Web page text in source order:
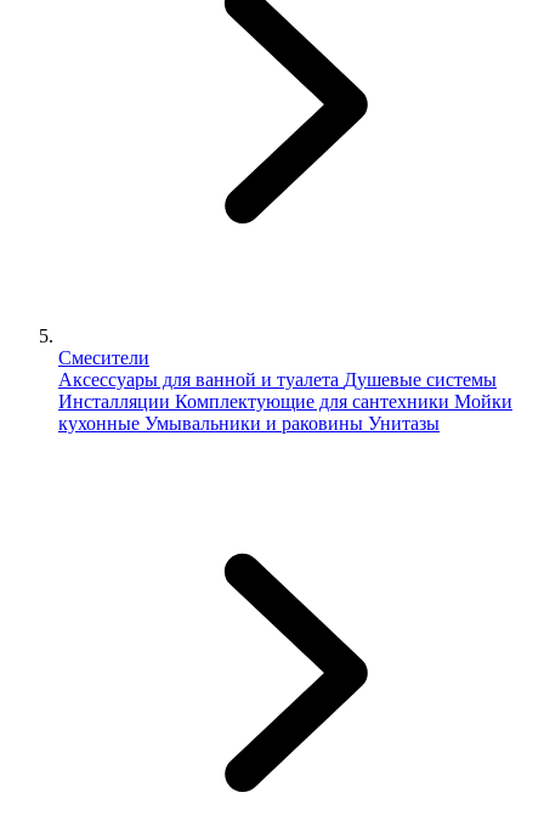
Смесители
Аксессуары для ванной и туалета Душевые системы
Инсталляции Комплектующие для сантехники Мойки
кухонные Умывальники и раковины Унитазы